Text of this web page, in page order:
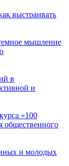
выстраивать
мышление
в
и
«100
общественного
и молодых